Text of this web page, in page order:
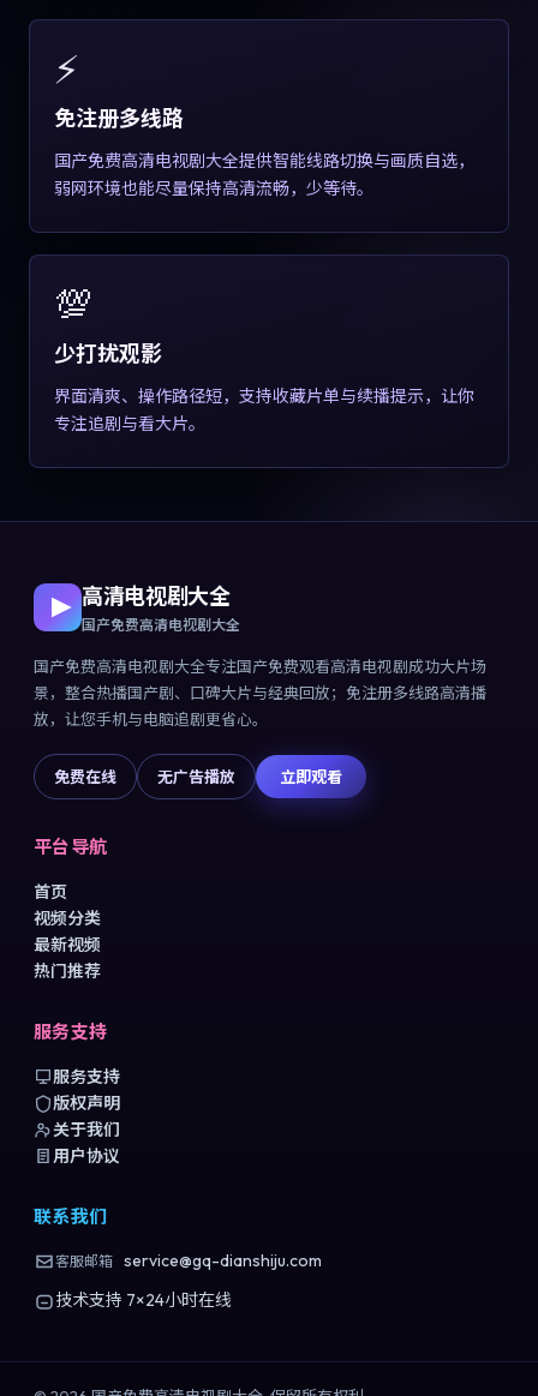
⚡
免注册多线路
国产免费高清电视剧大全提供智能线路切换与画质自选，
弱网环境也能尽量保持高清流畅，少等待。
💯
少打扰观影
界面清爽、操作路径短，支持收藏片单与续播提示，让你
专注追剧与看大片。
高清电视剧大全
国产免费高清电视剧大全
国产免费高清电视剧大全专注国产免费观看高清电视剧成功大片场
景，整合热播国产剧、口碑大片与经典回放；免注册多线路高清播
放，让您手机与电脑追剧更省心。
免费在线 无广告播放 立即观看
平台导航
首页
视频分类
最新视频
热门推荐
服务支持
服务支持
版权声明
关于我们
用户协议
联系我们
客服邮箱 service@gq-dianshiju.com
技术支持 7×24小时在线